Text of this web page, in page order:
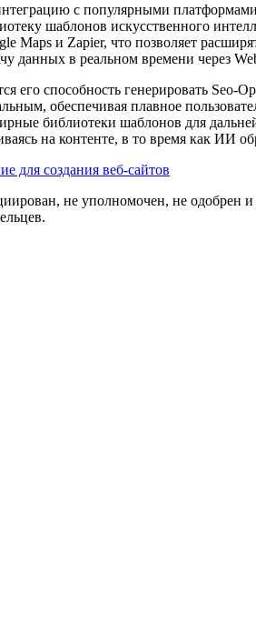
с популярными
шаблонов искусственного
Maps и Zapier, что позволяет
данных в реальном времени через
его способность генерировать
обеспечивая плавное
библиотеки шаблонов для
на контенте, в то время как ИИ
для создания веб-сайтов
не уполномочен, не